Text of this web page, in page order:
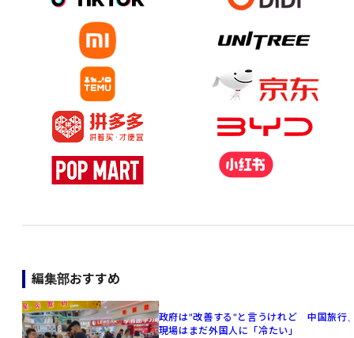
編集部おすすめ
政府は"改善する"と言うけれど 中国旅行
現場はまだ外国人に「冷たい」